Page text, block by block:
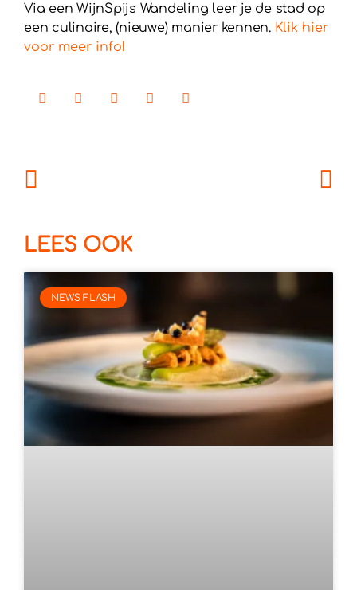
Via een WijnSpijs Wandeling leer je de stad op
een culinaire, (nieuwe) manier kennen. Klik hier
voor meer info!
LEES OOK
NEWS FLASH